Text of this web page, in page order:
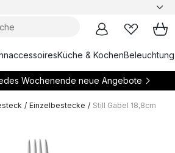
Küche & KochenBeleuchtung
Wochenende neue Angebote
/ Einzelbestecke / Still Gabel 18,8cm